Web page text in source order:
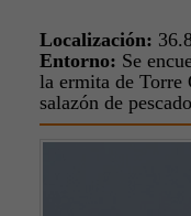
Localización:
Entorno: Se
la ermita de Torre
salazón de